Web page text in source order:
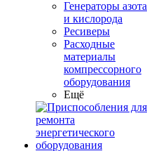
Генераторы азота
и кислорода
Ресиверы
Расходные
материалы
компрессорного
оборудования
Ещё